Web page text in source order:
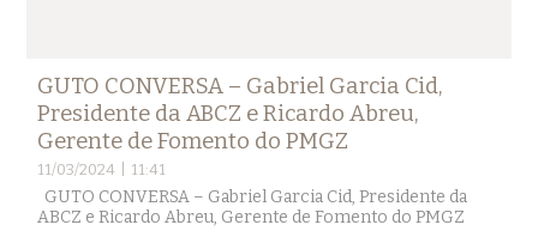
GUTO CONVERSA – Gabriel Garcia Cid,
Presidente da ABCZ e Ricardo Abreu,
Gerente de Fomento do PMGZ
11/03/2024 | 11:41
GUTO CONVERSA – Gabriel Garcia Cid, Presidente da
ABCZ e Ricardo Abreu, Gerente de Fomento do PMGZ